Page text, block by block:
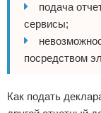
подача
сервисы;
посредством
Как подать